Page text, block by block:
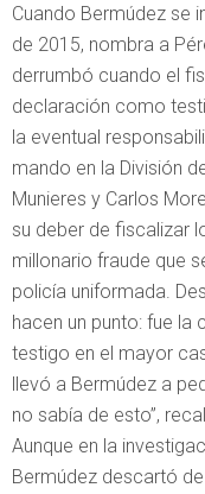
Cuando Bermúdez se
de 2015, nombra a
derrumbó cuando el
declaración como
la eventual
mando en la División
Munieres y Carlos
su deber de fiscalizar
millonario fraude que
policía uniformada.
hacen un punto: fue la
testigo en el mayor
llevó a Bermúdez a
no sabía de esto”,
Aunque en la
Bermúdez descartó